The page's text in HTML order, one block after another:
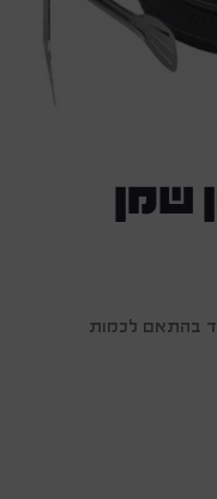
שמן
בהתאם לכמות